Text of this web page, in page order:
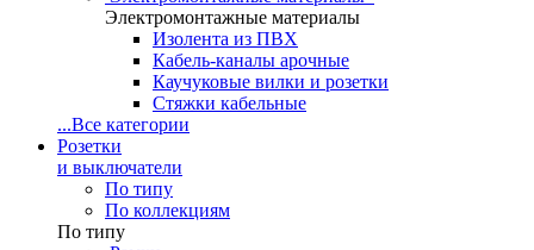
Электромонтажные материалы
Изолента из ПВХ
Кабель-каналы арочные
Каучуковые вилки и розетки
Стяжки кабельные
...Все категории
Розетки
и выключатели
По типу
По коллекциям
По типу